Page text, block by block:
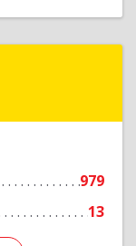
979
13
Подробнее